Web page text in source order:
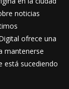
noticias
ofrece una
mantenerse
está sucediendo